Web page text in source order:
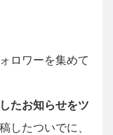
ロワーを集めて
たお知らせをツ
したついでに、